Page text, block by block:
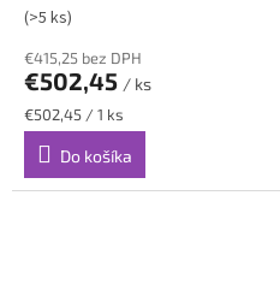
(>5 ks)
€415,25 bez DPH
€502,45 / ks
Jednotková
cena:
€502,45 / 1 ks
Do košíka